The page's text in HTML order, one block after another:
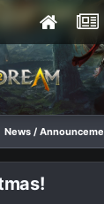
News /